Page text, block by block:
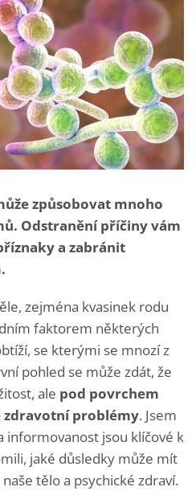
způsobovat mnoho
Odstranění příčiny vám
a zabránit
zejména kvasinek rodu
faktorem některých
se kterými se mnozí z
pohled se může zdát, že
ale pod povrchem
zdravotní problémy. Jsem
informovanost jsou klíčové k
jaké důsledky může mít
tělo a psychické zdraví.